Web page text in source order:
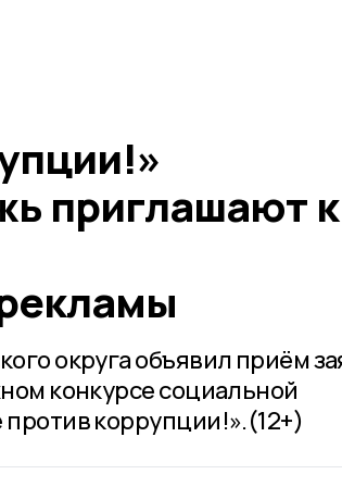
приглашают к
округа объявил приём
конкурсе социальной
коррупции!».(12+)